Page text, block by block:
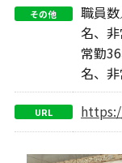
その他
職員
名、
常勤
名、非
URL